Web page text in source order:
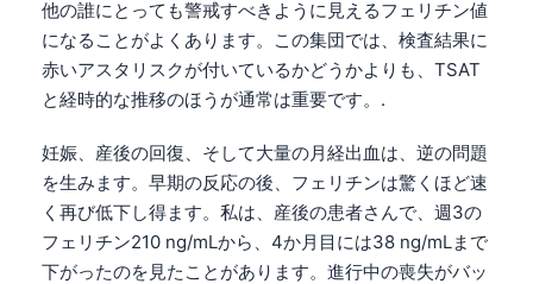
他の誰にとっても警戒すべきように見えるフェリチン値
になることがよくあります。この集団では、検査結果に
赤いアスタリスクが付いているかどうかよりも、TSAT
と経時的な推移のほうが通常は重要です。.
妊娠、産後の回復、そして大量の月経出血は、逆の問題
を生みます。早期の反応の後、フェリチンは驚くほど速
く再び低下し得ます。私は、産後の患者さんで、週3の
フェリチン210 ng/mLから、4か月目には38 ng/mLまで
下がったのを見たことがあります。進行中の喪失がバッ
Magyar
Shqip
বাংলা
اردو
मराठी
తెలుగు
தமிழ்